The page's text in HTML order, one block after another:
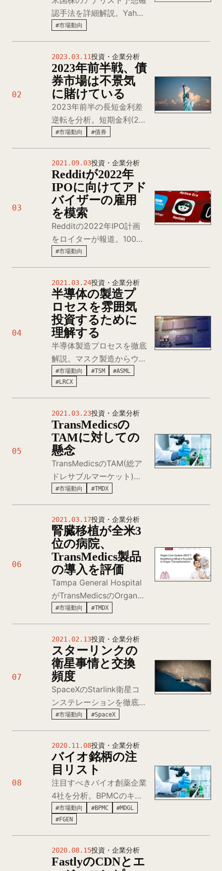
認手法を詳細解説。Yahoo
FinanceのAnalysisページ
とZacksのDetailed
Earnings Estimatesの見
方、EPS・売上予想の読み
取り、市場コンセンサスの
限界と投資判断への活用方
法。
#市場動向
02
2023.03.11投資・企業分析
2023年前半戦、債
券市場は不景気
に賭けている
2023年前半の長短金利差
逆転を分析。短期金利(2年
物)4.5%、長期金利(10年
生。債券市場が景気後退を
予想し、投資家にとっての
危険信号となる理由を詳細
解説。
#市場動向 #債券
03
2021.09.03投資・企業分析
Redditが2022年
IPOに向けてアド
バイザーの雇用
を模索
Redditの2022年IPO計画
をロイターが報道。100億
ドル評価から150億ドル以
上を目指しアドバイザー採
用を開始。MEME株熱狂で
ユーザー数急増、Q2広告
収益1億ドルで前年同朑3
倍成長を達成。
#市場動向
04
2021.03.24投資・企業分析
半導体の製造プ
ロセスを雰囲気
投資するために
理解する
半導体製造プロセスを徹底
解説。マスク製造からウェ
ハ製造、前工程(成膜・露
光・エッチング・イオン注
入)、後工程(ダイシング・
パッケージング)まで、
ASMLやTSMCなど主要企
業の役割と合わせて理解。
#市場動向 #TSM
#ASML
#LRCX
05
2021.03.23投資・企業分析
TransMedicsの
TAMに対しての
懸念
TransMedicsのTAM(総ア
ドレサブルマーケット)に
対する批判的分析。肍臓市
やXVIVOなど競合企業の存
在、市場参入障壁や現実的
な成長可能性について投資
家視点で深堀り。
#市場動向 #TMDX
06
2021.03.17投資・企業分析
腎臓移植が全米3
位の病院、
TransMedics製品
の導入を評価
Tampa General Hospital
がTransMedicsのOrgan
Care System(OCS)導入で
全米腸臓移植3位を達成。
611件の固形臓器移植で歴
史上最多記録を更新。常温
保存技術が移植医療にもた
らす革新的インパクトを実
証。
#市場動向 #TMDX
07
2021.02.13投資・企業分析
スターリンクの
衛星事情と交換
頻度
SpaceXのStarlink衛星コ
ンステレーションを徹底分
析。計1万2,000基の衛星
年寿命、年間2,400基の交
換コスト、Falcon
9/Heavyの打ち上げ能力、
競合OneWeb・Amazon
Kuiperとの比較まで詳細解
説。
#市場動向 #SpaceX
08
2020.11.08投資・企業分析
バイオ銘柄の注
目リスト
注目すべきバイオ創薬企業
4社を分析。BPMCのキナ
ーゼ阻害剤、MDGLの
NASH治療薬、FGENの慢
性腕臓病治療薬、XLRNの
粧液病治療薬など、各社の
パイプラインと市場機会を
#市場動向 #BPMC
#MDGL
#FGEN
2020.08.15投資・企業分析
FastlyのCDNとエ